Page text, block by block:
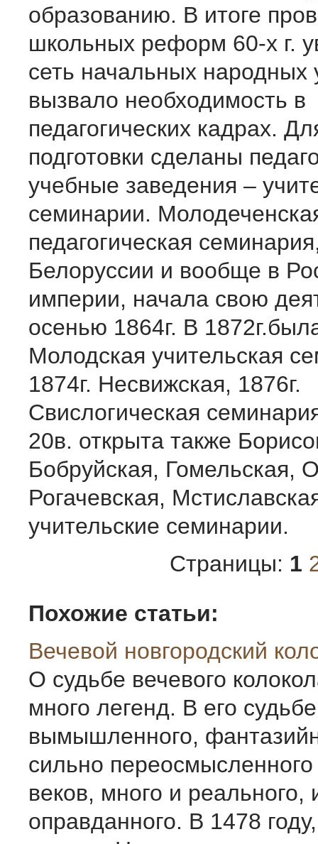
образованию. В итоге
школьных реформ 60-х г.
сеть начальных народных
вызвало необходимость в
педагогических кадрах.
подготовки сделаны
учебные заведения –
семинарии.
педагогическая
Белоруссии и вообще в
империи, начала свою
осенью 1864г. В
Молодская учительская
1874г. Несвижская, 1876г.
Свислогическая
20в. открыта также
Бобруйская, Гомельская,
Рогачевская,
учительские семинарии.
Страницы: 1
Похожие статьи:
Вечевой новгородский
О судьбе вечевого
много легенд. В его
вымышленного,
сильно
веков, много и реального,
оправданного. В 1478